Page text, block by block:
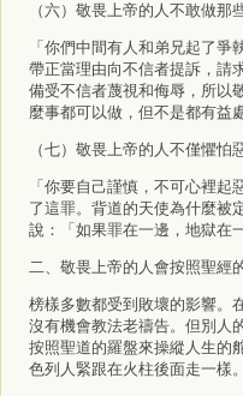
（六）敬畏上帝的人不敢做
「你們中間有人和弟兄起了
帶正當理由向不信者提訴，請
備受不信者蔑視和侮辱，所以
麼事都可以做，但不是都有益
（七）敬畏上帝的人不僅懼
「你要自己謹慎，不可心裡
了這罪。背道的天使為什麼被
說：「如果罪在一邊，地獄在
二、敬畏上帝的人會按照聖經
榜樣多數都受到敗壞的影響。
沒有機會教法老禱告。但別人
按照聖道的羅盤來操縱人生的
色列人緊跟在火柱後面走一樣